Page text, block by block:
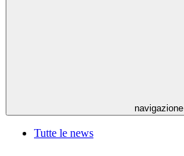
navigazione
Tutte le news